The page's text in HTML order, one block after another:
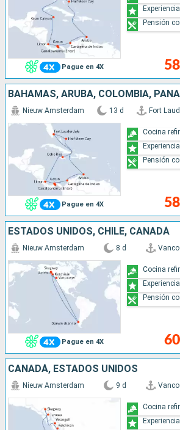
Pague en 4X
Pensión
Pague en 4X
Nieuw Amsterdam 13 d Fort
Cocina
Pensión
ESTADOS UNIDOS, CHILE, CANADÁ
Pague en 4X
Nieuw Amsterdam 8 d
Cocina
Pensión
CANADÁ, ESTADOS UNIDOS
Nieuw Amsterdam 9 d
Cocina